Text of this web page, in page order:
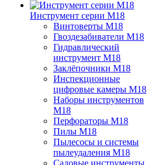
Инструмент серии M18
Винтоверты M18
Гвоздезабиватели M18
Гидравлический
инструмент M18
Заклёпочники M18
Инспекционные
цифровые камеры M18
Наборы инструментов
M18
Перфораторы M18
Пилы M18
Пылесосы и системы
пылеудаления M18
Садовые инструменты